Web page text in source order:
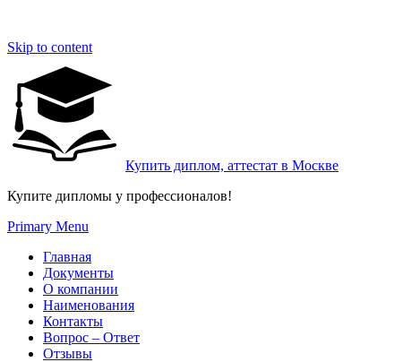
Skip to content
Купить диплом, аттестат в Москве
Купите дипломы у профессионалов!
Primary Menu
Главная
Документы
О компании
Наименования
Контакты
Вопрос – Ответ
Отзывы